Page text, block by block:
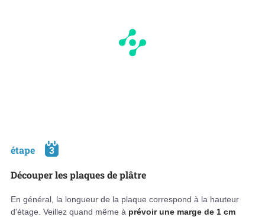
étape
3
Découper les plaques de plâtre
En général, la longueur de la plaque correspond à la hauteur
d'étage. Veillez quand même à prévoir une marge de 1 cm